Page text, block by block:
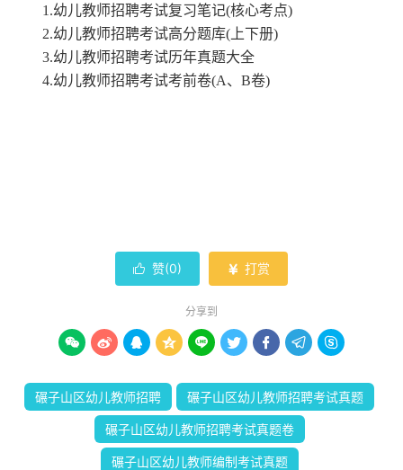
1.幼儿教师招聘考试复习笔记(核心考点)
2.幼儿教师招聘考试高分题库(上下册)
3.幼儿教师招聘考试历年真题大全
4.幼儿教师招聘考试考前卷(A、B卷)
 赞(0)  打赏
分享到
        
碾子山区幼儿教师招聘 碾子山区幼儿教师招聘考试真题
碾子山区幼儿教师招聘考试真题卷
碾子山区幼儿教师编制考试真题